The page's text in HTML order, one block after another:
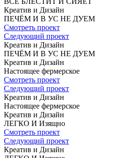
Креатив и Дизайн
ПЕЧЁМ И В УС НЕ ДУЕМ
Смотреть проект
Следующий проект
Креатив и Дизайн
ПЕЧЁМ И В УС НЕ ДУЕМ
Креатив и Дизайн
Настоящее фермерское
Смотреть проект
Следующий проект
Креатив и Дизайн
Настоящее фермерское
Креатив и Дизайн
ЛЕГКО И Изящно
Смотреть проект
Следующий проект
Креатив и Дизайн